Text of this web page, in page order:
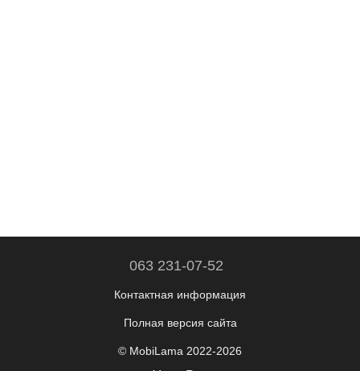
063 231-07-52
Контактная информация
Полная версия сайта
© MobiLama 2022-2026